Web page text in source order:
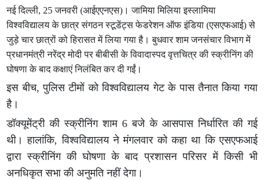
नई दिल्ली, 25 जनवरी (आईएएनएस)। जामिया मिलिया इस्लामिया
विश्वविद्यालय के छात्र संगठन स्टूडेंट्स फेडरेशन ऑफ इंडिया (एसएफआई) से
जुड़े चार छात्रों को हिरासत में लिया गया है। बुधवार शाम जनसंचार विभाग में
प्रधानमंत्री नरेंद्र मोदी पर बीबीसी के विवादास्पद वृत्तचित्र की स्क्रीनिंग की
घोषणा के बाद कक्षाएं निलंबित कर दी गईं।
इस बीच, पुलिस टीमों को विश्वविद्यालय गेट के पास तैनात किया गया
है।
डॉक्यूमेंट्री की स्क्रीनिंग शाम 6 बजे के आसपास निर्धारित की गई
थी। हालांकि, विश्वविद्यालय ने मंगलवार को कहा था कि एसएफआई
द्वारा स्क्रीनिंग की घोषणा के बाद प्रशासन परिसर में किसी भी
अनधिकृत सभा की अनुमति नहीं देगा।